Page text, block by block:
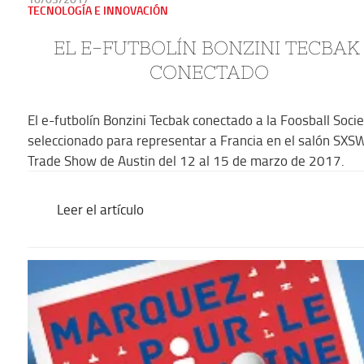
EN
TECNOLOGÍA E INNOVACIÓN
EL E-FUTBOLÍN BONZINI TECBAK
CONECTADO
El e-futbolín Bonzini Tecbak conectado a la Foosball
seleccionado para representar a Francia en el salón
Trade Show de Austin del 12 al 15 de marzo de 2017.
Leer el artículo